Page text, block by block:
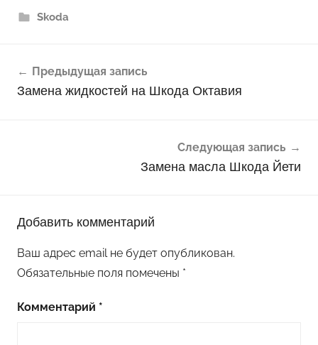
Skoda
по
Предыдущая запись
Замена жидкостей на Шкода Октавия
Следующая запись
Замена масла Шкода Йети
Добавить комментарий
Ваш адрес email не будет опубликован.
Обязательные поля помечены *
Комментарий *